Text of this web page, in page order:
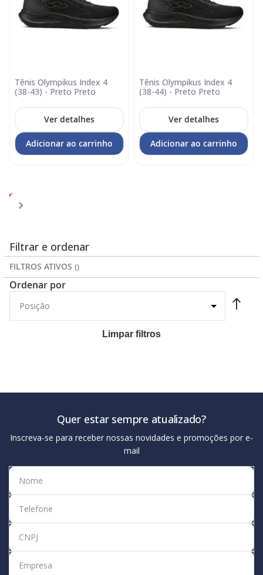
Tênis Olympikus Index 4
(38-43) - Preto Preto
Ver detalhes
Adicionar ao carrinho
Tênis Olympikus Index 4
(38-44) - Preto Preto
Ver detalhes
Adicionar ao carrinho
Você
esta
pagina
1 3
Filtrar e ordenar
FILTROS ATIVOS
Ordenar por
Limpar filtros
Quer estar sempre atualizado?
Inscreva-se para receber nossas novidades e promoções por e-
mail